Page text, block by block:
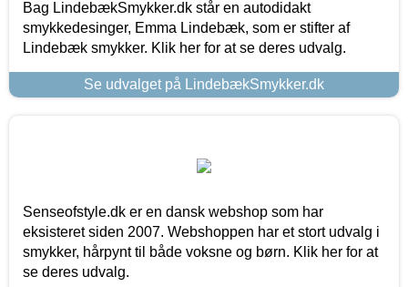
Bag LindebækSmykker.dk står en autodidakt
smykkedesinger, Emma Lindebæk, som er stifter af
Lindebæk smykker. Klik her for at se deres udvalg.
Se udvalget på LindebækSmykker.dk
Senseofstyle.dk er en dansk webshop som har
eksisteret siden 2007. Webshoppen har et stort udvalg i
smykker, hårpynt til både voksne og børn. Klik her for at
se deres udvalg.